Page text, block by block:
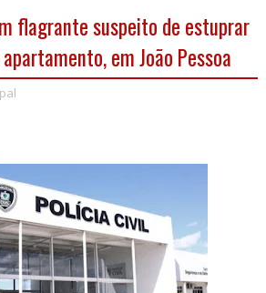
flagrante suspeito de estuprar
em João Pessoa